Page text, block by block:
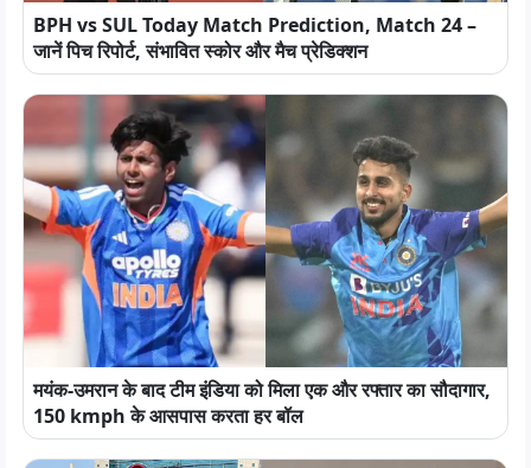
BPH vs SUL Today Match Prediction, Match 24 –
जानें पिच रिपोर्ट, संभावित स्कोर और मैच प्रेडिक्शन
मयंक-उमरान के बाद टीम इंडिया को मिला एक और रफ्तार का सौदागार,
150 kmph के आसपास करता हर बॉल